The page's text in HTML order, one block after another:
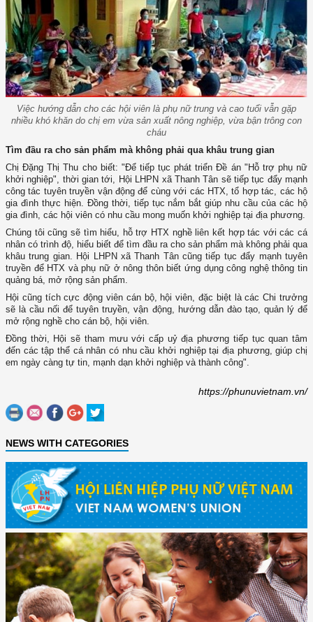
Việc hướng dẫn cho các hội viên là phụ nữ trung và cao tuổi vẫn gặp
nhiều khó khăn do chị em vừa sản xuất nông nghiệp, vừa bận trông con
cháu
Tìm đầu ra cho sản phẩm mà không phải qua khâu trung gian
Chị Đặng Thị Thu cho biết: "Để tiếp tục phát triển Đề án "Hỗ trợ phụ nữ
khởi nghiệp", thời gian tới, Hội LHPN xã Thanh Tân sẽ tiếp tục đẩy mạnh
công tác tuyên truyền vận động để cùng với các HTX, tổ hợp tác, các hộ
gia đình thực hiện. Đồng thời, tiếp tục nắm bắt giúp nhu cầu của các hộ
gia đình, các hội viên có nhu cầu mong muốn khởi nghiệp tại địa phương.
Chúng tôi cũng sẽ tìm hiểu, hỗ trợ HTX nghề liên kết hợp tác với các cá
nhân có trình độ, hiểu biết để tìm đầu ra cho sản phẩm mà không phải qua
khâu trung gian. Hội LHPN xã Thanh Tân cũng tiếp tục đẩy mạnh tuyên
truyền để HTX và phụ nữ ở nông thôn biết ứng dụng công nghệ thông tin
quảng bá, mở rộng sản phẩm.
Hội cũng tích cực động viên cán bộ, hội viên, đặc biệt là các Chi trưởng
sẽ là cầu nối để tuyên truyền, vận động, hướng dẫn đào tạo, quản lý để
mở rộng nghề cho cán bộ, hội viên.
Đồng thời, Hội sẽ tham mưu với cấp uỷ địa phương tiếp tục quan tâm
đến các tập thể cá nhân có nhu cầu khởi nghiệp tại địa phương, giúp chị
em ngày càng tự tin, mạnh dạn khởi nghiệp và thành công".
https://phunuvietnam.vn/
NEWS WITH CATEGORIES